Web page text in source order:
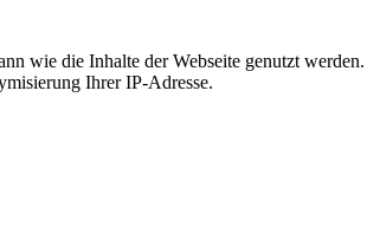
wie die Inhalte der Webseite genutzt werden.
Ihrer IP-Adresse.